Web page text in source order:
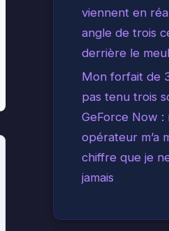
viennent en
angle de trois
derrière le
Mon forfait de
pas tenu trois
GeForce Now :
opérateur m’a
chiffre que je
jamais